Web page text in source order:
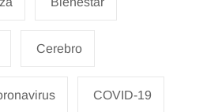
Cerebro
COVID-19